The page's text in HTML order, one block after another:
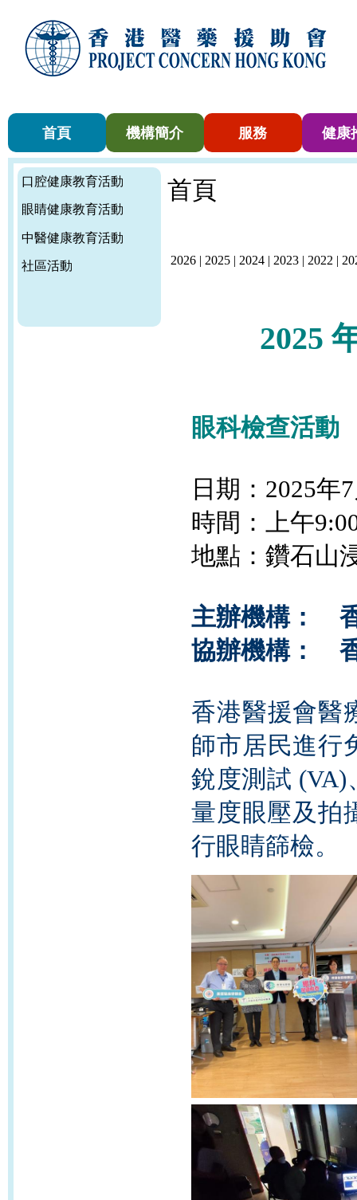
首頁 機構簡介 服務 健康
口腔健康教育活動
眼睛健康教育活動
中醫健康教育活動
社區活動
首頁
2026 | 2025 | 2024 | 2023 | 2022 |
2025
眼科檢查活動
日期：2025年
時間：上午
地點：鑽石山
主辦機構：
協辦機構：
香港醫援會醫
師市居民進行
銳度測試
量度眼壓及拍
行眼睛篩檢。